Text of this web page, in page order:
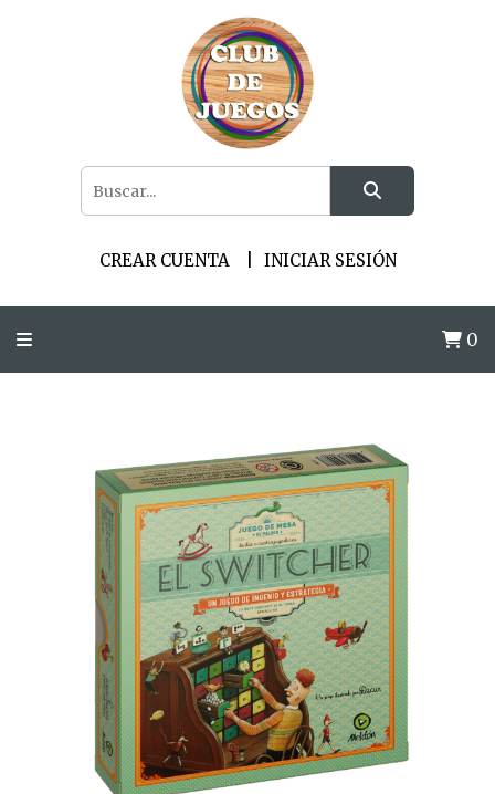
CREAR CUENTA INICIAR SESIÓN
0